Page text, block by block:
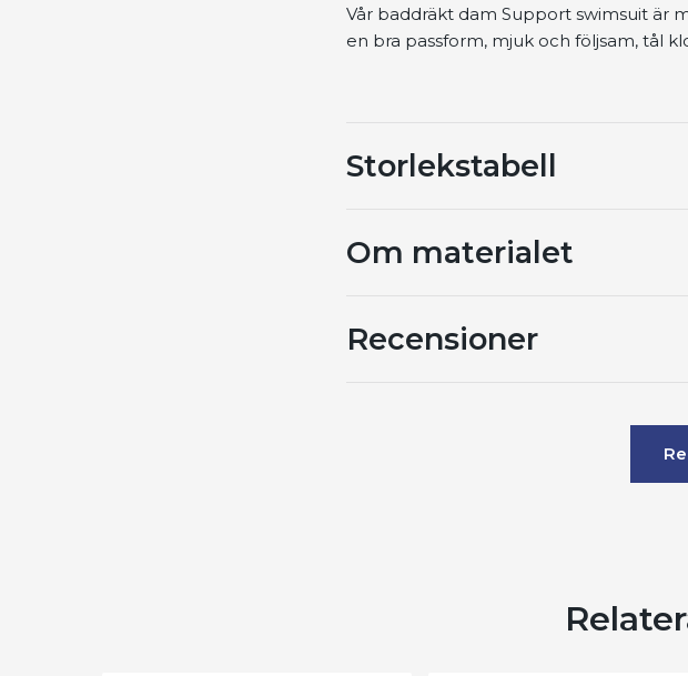
Vår baddräkt dam Support swimsuit är
en bra passform, mjuk och följsam, tål
Storlekstabell
Om materialet
Recensioner